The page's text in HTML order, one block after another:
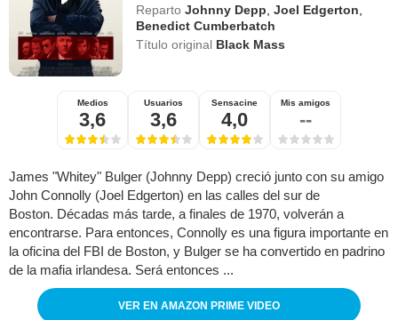
Reparto Johnny Depp ,Joel Edgerton
Benedict Cumberbatch
Título original Black Mass
Medios
3,6
Usuarios
3,6
Sensacine
4,0
Mis amigos
--
James "Whitey" Bulger (Johnny Depp) creció junto con su amigo
John Connolly (Joel Edgerton) en las calles del sur de
Boston. Décadas más tarde, a finales de 1970, volverán a
encontrarse. Para entonces, Connolly es una figura importante en
la oficina del FBI de Boston, y Bulger se ha convertido en padrino
de la mafia irlandesa. Será entonces ...
VER EN AMAZON PRIME VIDEO